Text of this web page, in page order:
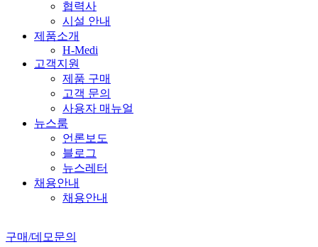
협력사
시설 안내
제품소개
H-Medi
고객지원
제품 구매
고객 문의
사용자 매뉴얼
뉴스룸
언론보도
블로그
뉴스레터
채용안내
채용안내
구매/데모문의